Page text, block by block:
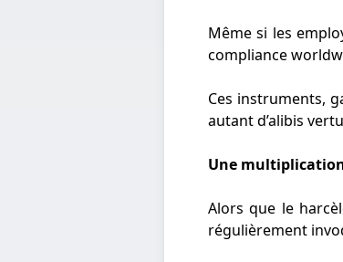
Même si les
compliance
Ces instruments,
autant d’alibis
Une
Alors que le
régulièrement